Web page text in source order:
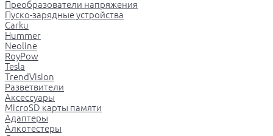
Преобразователи напряжения
Пуско-зарядные устройства
Carku
Hummer
Neoline
RoyPow
Tesla
TrendVision
Разветвители
Аксессуары
MicroSD карты памяти
Адаптеры
Алкотестеры